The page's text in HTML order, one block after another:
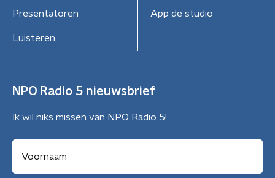
Presentatoren
Luisteren
App de studio
NPO Radio 5 nieuwsbrief
Ik wil niks missen van NPO Radio 5!